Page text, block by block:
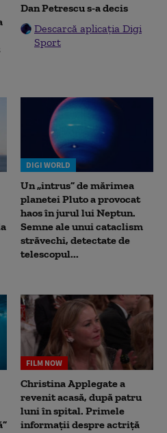
Dan Petrescu s-a decis
Descarcă aplicația Digi
Sport
DIGI WORLD
Un „intrus” de mărimea
planetei Pluto a provocat
haos în jurul lui Neptun.
Semne ale unui cataclism
străvechi, detectate de
telescopul...
FILM NOW
Christina Applegate a
revenit acasă, după patru
luni în spital. Primele
informații despre actriță